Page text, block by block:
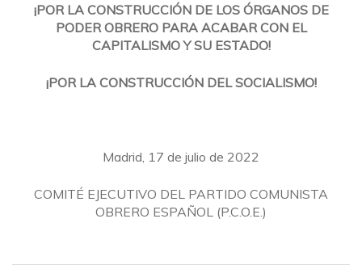
¡POR LA CONSTRUCCIÓN DE LOS ÓRGANOS DE
PODER OBRERO PARA ACABAR CON EL
CAPITALISMO Y SU ESTADO!
¡POR LA CONSTRUCCIÓN DEL SOCIALISMO!
Madrid, 17 de julio de 2022
COMITÉ EJECUTIVO DEL PARTIDO COMUNISTA
OBRERO ESPAÑOL (P.C.O.E.)